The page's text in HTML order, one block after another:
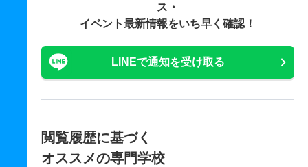
ス・
イベント最新情報をいち早く確認！
LINEで通知を受け取る
閲覧履歴に基づく
オススメの専門学校